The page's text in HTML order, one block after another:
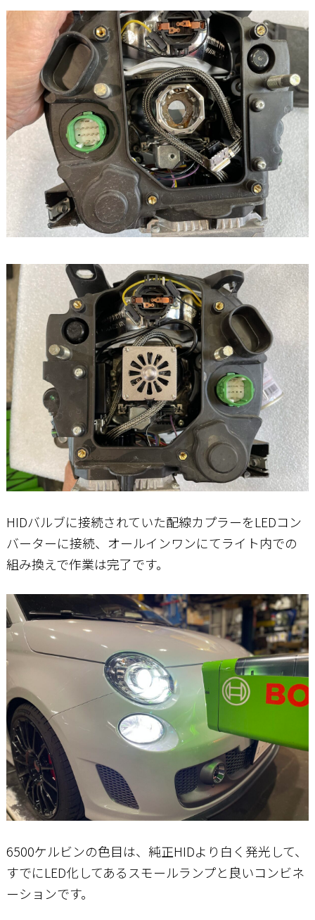
HIDバルブに接続されていた配線カプラーをLEDコン
バーターに接続、オールインワンにてライト内での
組み換えで作業は完了です。
6500ケルビンの色目は、純正HIDより白く発光して、
すでにLED化してあるスモールランプと良いコンビネ
ーションです。